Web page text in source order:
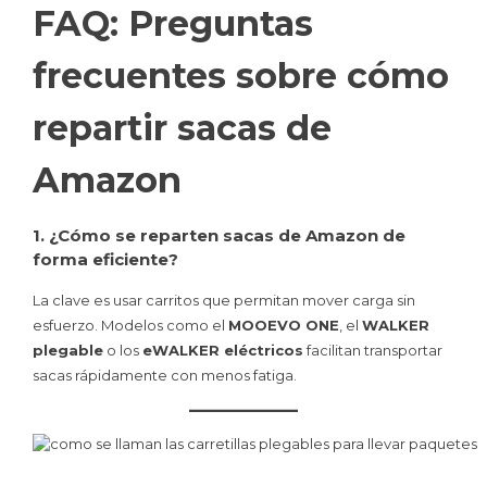
FAQ: Preguntas
frecuentes sobre cómo
repartir sacas de
Amazon
1. ¿Cómo se reparten sacas de Amazon de
forma eficiente?
La clave es usar carritos que permitan mover carga sin
esfuerzo. Modelos como el MOOEVO ONE , el WALKER
plegable o los eWALKER eléctricosfacilitan transportar
sacas rápidamente con menos fatiga.